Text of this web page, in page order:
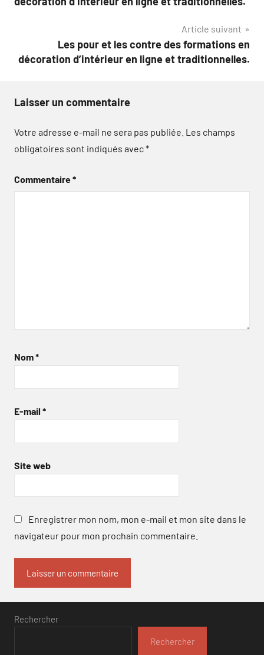
Article suivant
Les pour et les contre des formations en
décoration d’intérieur en ligne et traditionnelles.
Laisser un commentaire
Votre adresse e-mail ne sera pas publiée. Les champs
obligatoires sont indiqués avec*
Commentaire*
Nom*
E-mail *
Site web
Enregistrer mon nom, mon e-mail et mon site dans le
navigateur pour mon prochain commentaire.
Rechercher
Rechercher